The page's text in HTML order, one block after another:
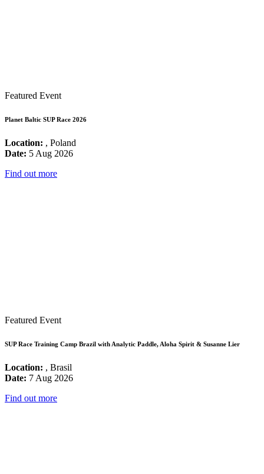
Featured Event
Planet Baltic SUP Race 2026
Location: , Poland
Date: 5 Aug 2026
Find out more
Featured Event
SUP Race Training Camp Brazil with Analytic Paddle, Aloha Spirit & Susanne Lier
Location: , Brasil
Date: 7 Aug 2026
Find out more